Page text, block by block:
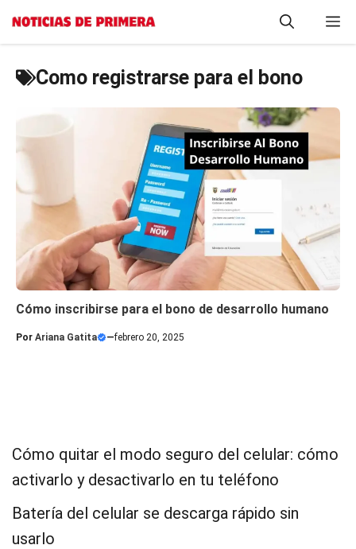
Saltar
Como registrarse para el bono
Cómo inscribirse para el bono de desarrollo humano
Por Ariana Gatita —febrero 20, 2025
Cómo quitar el modo seguro del celular: cómo
activarlo y desactivarlo en tu teléfono
Batería del celular se descarga rápido sin
usarlo